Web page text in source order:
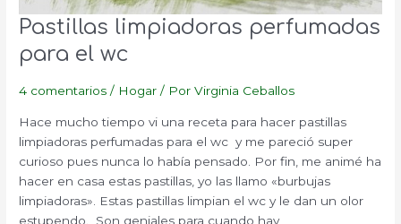
Pastillas limpiadoras perfumadas
para el wc
4 comentarios / Hogar / PorVirginia Ceballos
Hace mucho tiempo vi una receta para hacer pastillas
limpiadoras perfumadas para el wc y me pareció super
curioso pues nunca lo había pensado. Por fin, me animé ha
hacer en casa estas pastillas, yo las llamo «burbujas
limpiadoras». Estas pastillas limpian el wc y le dan un olor
estupendo. Son geniales para cuando hay